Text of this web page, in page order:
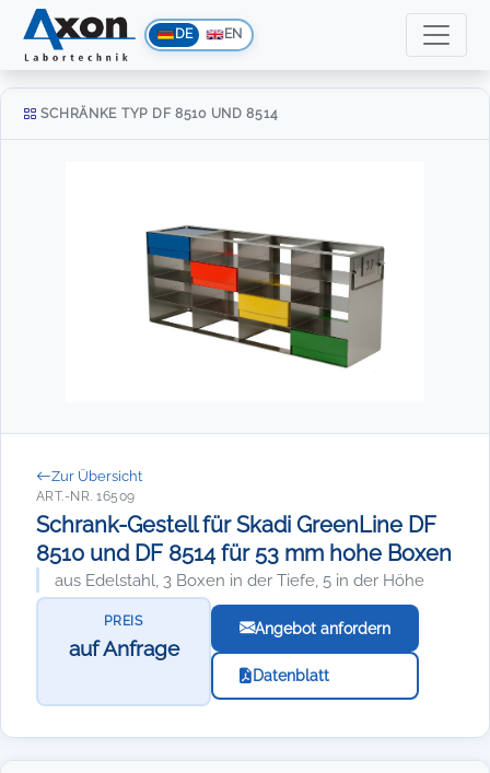
DE EN
SCHRÄNKE TYP DF 8510 UND 8514
Zur Übersicht
ART.-NR. 16509
Schrank-Gestell für Skadi GreenLine DF
8510 und DF 8514 für 53 mm hohe Boxen
aus Edelstahl, 3 Boxen in der Tiefe, 5 in der Höhe
PREIS
auf Anfrage
Angebot anfordern
Datenblatt